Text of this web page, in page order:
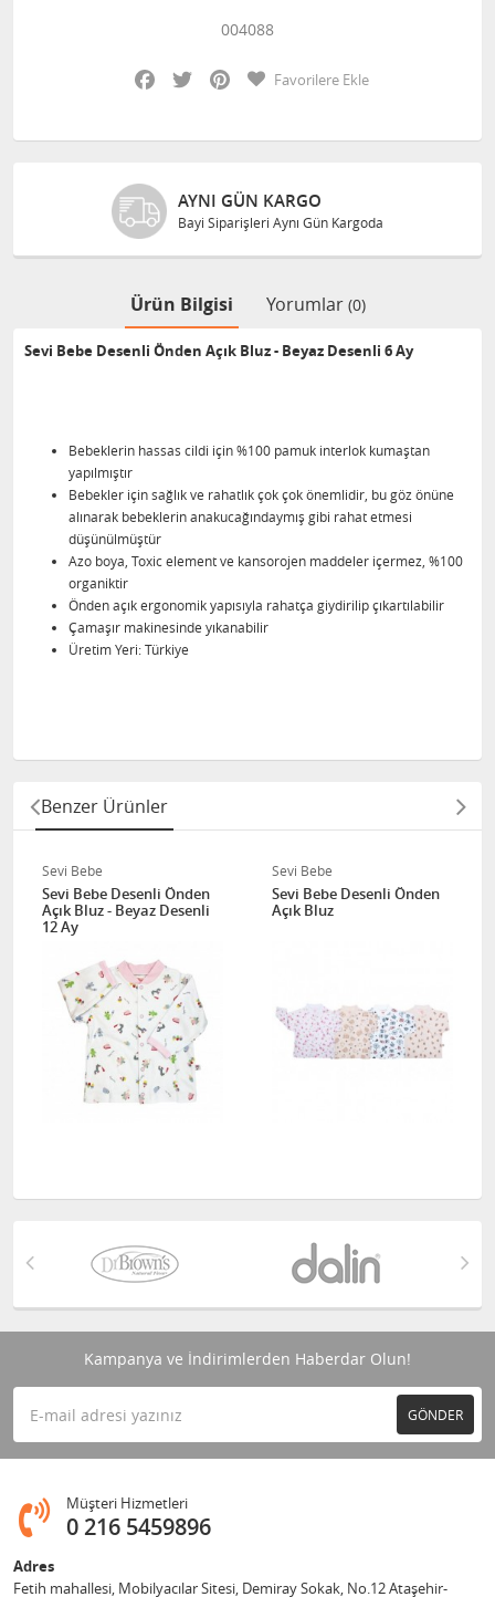
004088
Facebook
Twitter PinterestFavorilere Ekle
AYNI GÜN KARGO
Bayi Siparişleri Aynı Gün Kargoda
Ürün Bilgisi Yorumlar (0)
Sevi Bebe Desenli Önden Açık Bluz - Beyaz Desenli 6 Ay
Bebeklerin hassas cildi için %100 pamuk interlok kumaştan
yapılmıştır
Bebekler için sağlık ve rahatlık çok çok önemlidir, bu göz önüne
alınarak bebeklerin anakucağındaymış gibi rahat etmesi
düşünülmüştür
Azo boya, Toxic element ve kansorojen maddeler içermez, %100
organiktir
Önden açık ergonomik yapısıyla rahatça giydirilip çıkartılabilir
Çamaşır makinesinde yıkanabilir
Üretim Yeri: Türkiye
Benzer Ürünler
Sevi Bebe
Sevi Bebe Desenli Önden
Açık Bluz - Beyaz Desenli
12 Ay
Sevi Bebe
Sevi Bebe Desenli Önden
Açık Bluz
Kampanya ve İndirimlerden Haberdar Olun!
GÖNDER
Müşteri Hizmetleri
0 216 5459896
Adres
Fetih mahallesi, Mobilyacılar Sitesi, Demiray Sokak, No.12 Ataşehir-